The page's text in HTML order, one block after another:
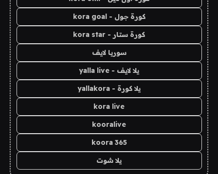
كورة جول - kora goal
كورة ستار - kora star
سوريا لايف
يلا لايف - yalla live
يلا كورة - yallakora
kora live
kooralive
koora 365
يلا شوت